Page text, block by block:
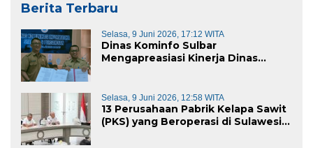
Berita Terbaru
Selasa, 9 Juni 2026, 17:12 WITA
Dinas Kominfo Sulbar
Mengapreasiasi Kinerja Dinas
Selasa, 9 Juni 2026, 12:58 WITA
13 Perusahaan Pabrik Kelapa Sawit
(PKS) yang Beroperasi di Sulawesi